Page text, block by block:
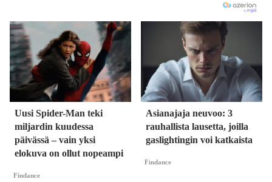
Uusi Spider-Man teki
miljardin kuudessa
päivässä – vain yksi
elokuva on ollut nopeampi
Findance
Asianajaja neuvoo: 3
rauhallista lausetta, joilla
gaslightingin voi katkaista
Findance